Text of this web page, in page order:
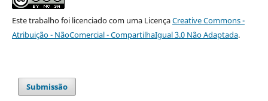
Este trabalho foi licenciado com uma LicençaCreative Commons -
Atribuição - NãoComercial - CompartilhaIgual 3.0 Não Adaptada.
Submissão